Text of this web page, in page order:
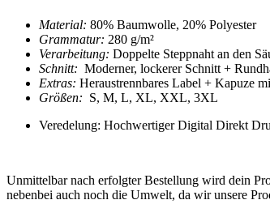
Material: 80% Baumwolle, 20% Polyester
Grammatur: 280 g/m²
Verarbeitung: Doppelte Steppnaht an den
Schnitt: Moderner, lockerer Schnitt +
Extras: Heraustrennbares Label + Kapuze
Größen: S, M, L, XL, XXL, 3XL
Veredelung: Hochwertiger Digital Direkt
Unmittelbar nach erfolgter Bestellung wird dein
nebenbei auch noch die Umwelt, da wir unsere